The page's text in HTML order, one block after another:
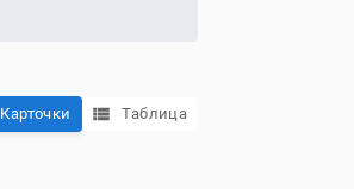
Карточки Таблица